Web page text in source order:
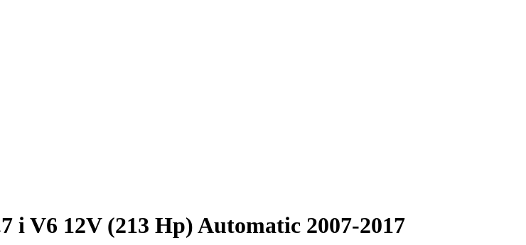
i V6 12V (213 Hp) Automatic 2007-2017